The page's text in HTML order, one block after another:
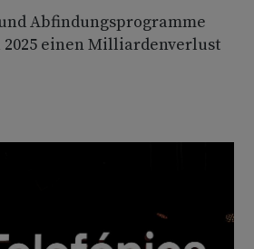
Abfindungsprogramme
einen Milliardenverlust